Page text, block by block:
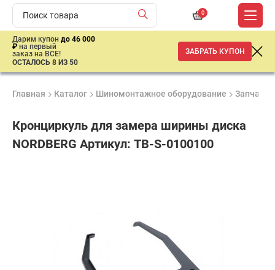
0
Дарим купон до 46 000
₽ на первый
заказ на ВСЕ!
ОСТАЛОСЬ 8 ИЗ 50
ЗАБРАТЬ КУПОН
Главная Каталог Шиномонтажное оборудование
Кронциркуль для замера ширины диска
NORDBERG Артикул: TB-S-0100100